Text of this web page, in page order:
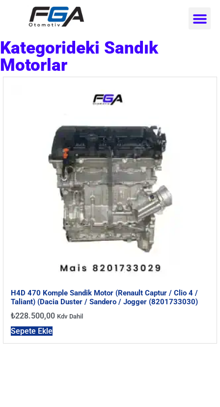
Kategorideki Sandık
Motorlar
H4D 470 Komple Sandik Motor (Renault Captur / Clio 4 /
Taliant) (Dacia Duster / Sandero / Jogger (8201733030)
₺228.500,00 Kdv Dahil
Sepete Ekle